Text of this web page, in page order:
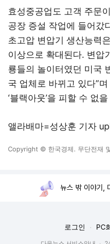
효성중공업도 고객 주문
공장 증설 작업에 들어갔
초고압 변압기 생산능력
이상으로 확대된다. 변압
룡들의 놀이터였던 미국
국 업체로 바뀌고 있다”
‘블랙아웃’을 피할 수 없
앨라배마=성상훈 기자
Copyright © 한국경제. 무단전재
뉴스 밖 이야기,
로그인 PC